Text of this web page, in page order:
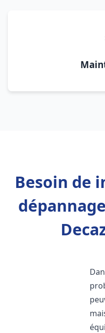
Besoin de